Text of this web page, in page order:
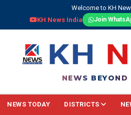
Welcome to KH
KH News India
Join
NEWS
NEWS TODAY DISTRICTS